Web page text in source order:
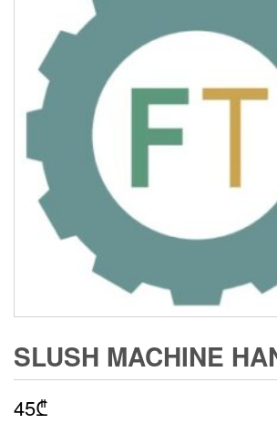
SLUSH MACHINE
45₾